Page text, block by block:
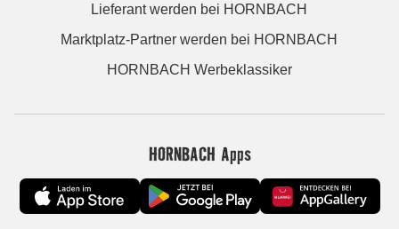
Lieferant werden bei HORNBACH
Marktplatz-Partner werden bei HORNBACH
HORNBACH Werbeklassiker
HORNBACH Apps